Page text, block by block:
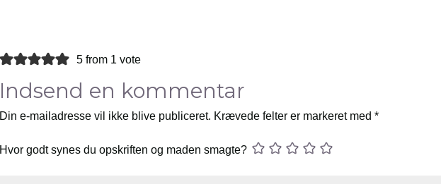
5 from 1 vote
Indsend en kommentar
Din e-mailadresse vil ikke blive publiceret. Krævede felter er markeret med *
Hvor godt synes du opskriften og maden smagte?